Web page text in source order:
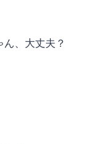
ん、大丈夫？